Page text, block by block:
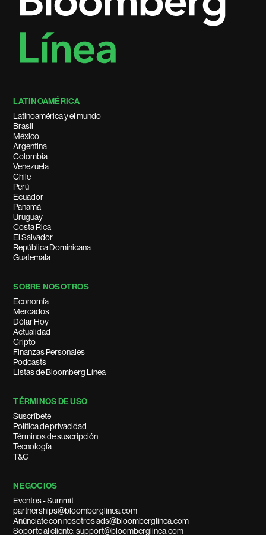
LATINOAMÉRICA
Latinoamérica y el mundo
Brasil
México
Argentina
Colombia
Venezuela
Chile
Perú
Ecuador
Panamá
Uruguay
Costa Rica
El Salvador
República Dominicana
Guatemala
SOBRE NOSOTROS
Economía
Mercados
Dólar Hoy
Actualidad
Cripto
Finanzas Personales
Podcasts
Listas de Bloomberg Línea
TÉRMINOS DE USO
Suscríbete
Política de privacidad
Términos de suscripción
Tecnología
T&C
NEGOCIOS
Eventos - Summit
partnerships@bloomberglinea.com
Anúnciate con nosotros ads@bloomberglinea.com
Soporte al cliente: support@bloomberglinea.com